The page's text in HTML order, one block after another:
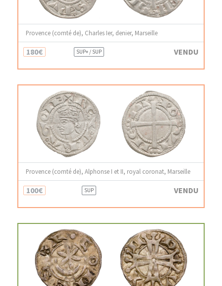
Provence (comté de), Charles Ier, denier, Marseille
180€ SUP+ / SUP VENDU
Provence (comté de), Alphonse I et II, royal coronat, Marseille
100€ SUP VENDU